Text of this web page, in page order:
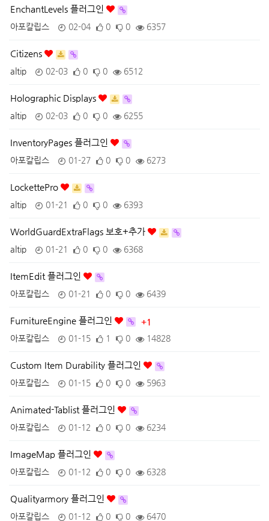
EnchantLevels 플러그인
아포칼립스 02-04 0 0 6357
Citizens
altip 02-03 0 0 6512
Holographic Displays
altip 02-03 0 0 6255
InventoryPages 플러그인
아포칼립스 01-27 0 0 6273
LockettePro
altip 01-21 0 0 6393
WorldGuardExtraFlags 보호+추가
altip 01-21 0 0 6368
ItemEdit 플러그인
아포칼립스 01-21 0 0 6439
FurnitureEngine 플러그인
+1
아포칼립스
01-15 1 0 14828
Custom Item Durability 플러그인
아포칼립스 01-15 0 0 5963
Animated-Tablist 플러그인
아포칼립스 01-12 0 0 6234
ImageMap 플러그인
아포칼립스 01-12 0 0 6328
Qualityarmory 플러그인
아포칼립스 01-12 0 0 6470